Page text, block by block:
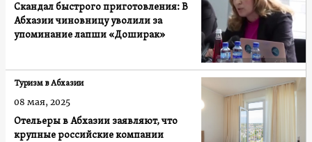
Скандал быстрого приготовления: В
Абхазии чиновницу уволили за
упоминание лапши «Доширак»
Отельеры в Абхазии заявляют, что
крупные российские компании
Туризм в Абхазии
08 мая, 2025